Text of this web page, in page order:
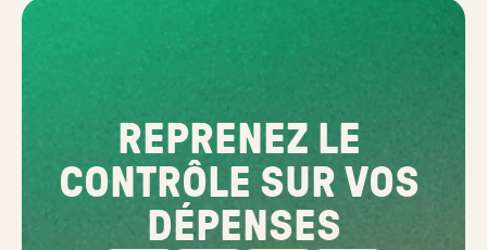
REPRENEZ LE
CONTRÔLE SUR VOS
DÉPENSES